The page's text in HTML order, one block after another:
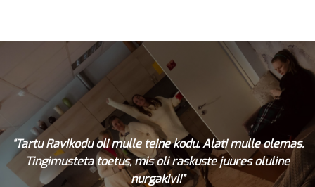
“Tartu Ravikodu oli mulle teine kodu. Alati mulle olemas.
Tingimusteta toetus, mis oli raskuste juures oluline
nurgakivi!”